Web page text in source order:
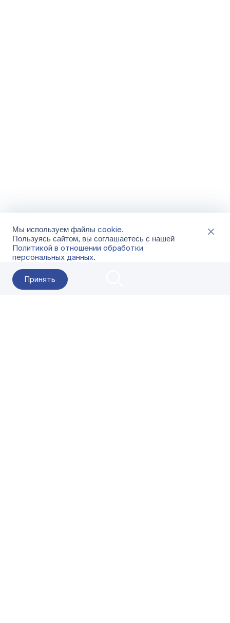
Мы используем файлы cookie.
Пользуясь сайтом, вы соглашаетесь с нашей
Политикой в отношении обработки
персональных данных.
Принять